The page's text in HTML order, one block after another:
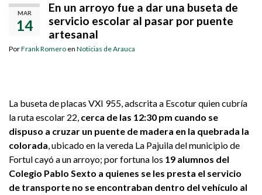
MAR
14
En un arroyo fue a dar una buseta de
servicio escolar al pasar por puente
artesanal
PorFrank Romero en Noticias de Arauca
La buseta de placas VXI 955, adscrita a Escotur quien cubría
la ruta escolar 22, cerca de las 12:30 pm cuando se
dispuso a cruzar un puente de madera en la quebrada la
colorada, ubicado en la vereda La Pajuila del municipio de
Fortul cayó a un arroyo; por fortuna los 19 alumnos del
Colegio Pablo Sexto a quienes se les presta el servicio
de transporte no se encontraban dentro del vehículo al